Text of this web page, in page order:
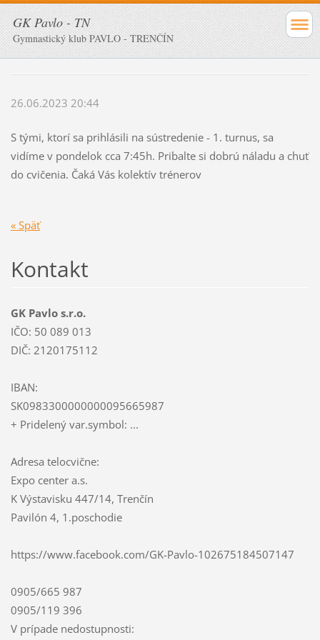
GK Pavlo - TN
Gymnastický klub PAVLO - TRENČÍN
26.06.2023 20:44
S tými, ktorí sa prihlásili na sústredenie - 1. turnus, sa
vidíme v pondelok cca 7:45h. Pribalte si dobrú náladu a chuť
do cvičenia. Čaká Vás kolektív trénerov
« Späť
Kontakt
GK Pavlo s.r.o.
IČO: 50 089 013
DIČ: 2120175112
IBAN:
SK0983300000000095665987
+ Pridelený var.symbol: ...
Adresa telocvične:
Expo center a.s.
K Výstavisku 447/14, Trenčín
Pavilón 4, 1.poschodie
https://www.facebook.com/GK-Pavlo-102675184507147
0905/665 987
0905/119 396
V prípade nedostupnosti: